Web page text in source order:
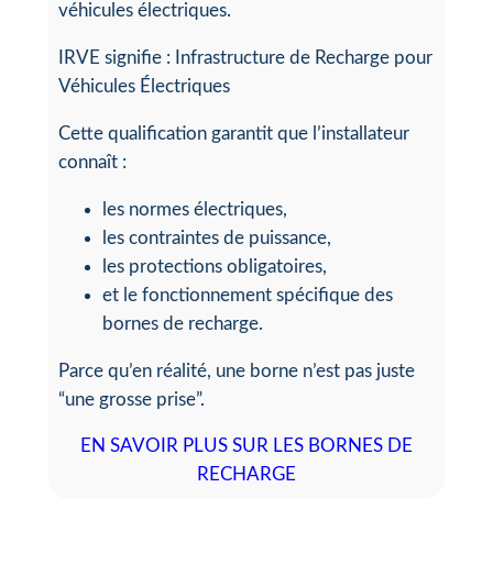
véhicules électriques.
IRVE signifie : Infrastructure de Recharge pour
Véhicules Électriques
Cette qualification garantit que l’installateur
connaît :
les normes électriques,
les contraintes de puissance,
les protections obligatoires,
et le fonctionnement spécifique des
bornes de recharge.
Parce qu’en réalité, une borne n’est pas juste
“une grosse prise”.
EN SAVOIR PLUS SUR LES BORNES DE
RECHARGE